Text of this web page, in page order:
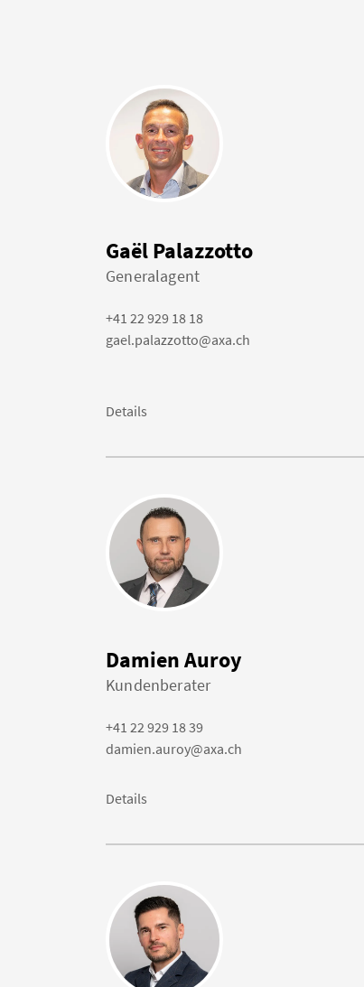
Gaël Palazzotto
Generalagent
+41 22 929 18 18
gael.palazzotto@axa.ch
Details
Damien Auroy
Kundenberater
+41 22 929 18 39
damien.auroy@axa.ch
Details